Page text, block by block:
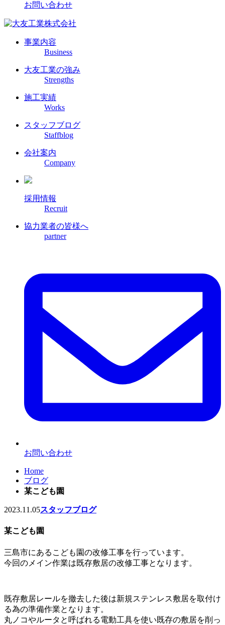
お問い合わせ
事業内容
Business
大友工業の強み
Strengths
施工実績
Works
スタッフブログ
Staffblog
会社案内
Company
採用情報
Recruit
協力業者の皆様へ
partner
お問い合わせ
Home
ブログ
某こども園
2023.11.05スタッフブログ
某こども園
三島市にあるこども園の改修工事を行っています。
今回のメイン作業は既存敷居の改修工事となります。
既存敷居レールを撤去した後は新規ステンレス敷居を取付け
る為の準備作業となります。
丸ノコやルータと呼ばれる電動工具を使い既存の敷居を削っ